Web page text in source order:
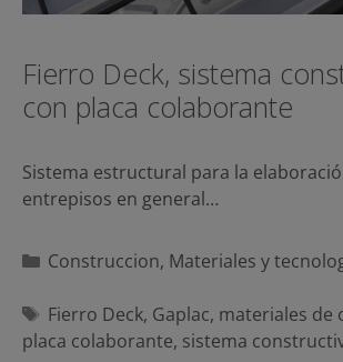
Fierro Deck, sistema
con placa colaborante
Sistema estructural para la
entrepisos en general…
Categorías
Construccion, Materiales y
Etiquetas
Fierro Deck, Gaplac, materiales de
placa colaborante, sistema